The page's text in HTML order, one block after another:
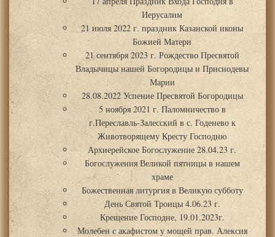
Иерусалим
21 июля 2022 г. праздник Казанской иконы
Божией Матери
21 сентября 2023 г. Рождество Пресвятой
Владычицы нашей Богородицы и Приснодевы
Марии
28.08.2022 Успение Пресвятой Богородицы
5 ноября 2021 г. Паломничество в
г.Переславль-Залесский в с. Годенево к
Животворящему Кресту Господню
Архиерейское Богослужение 28.04.23 г.
Богослужения Великой пятницы в нашем
храме
Божественная литургия в Великую субботу
День Святой Троицы 4.06.23 г.
Крещение Господне, 19.01.2023г.
Молебен с акафистом у мощей прав. Алексия